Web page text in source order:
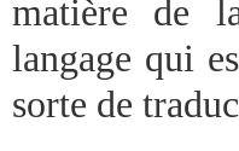
matière de
langage qui
sorte de